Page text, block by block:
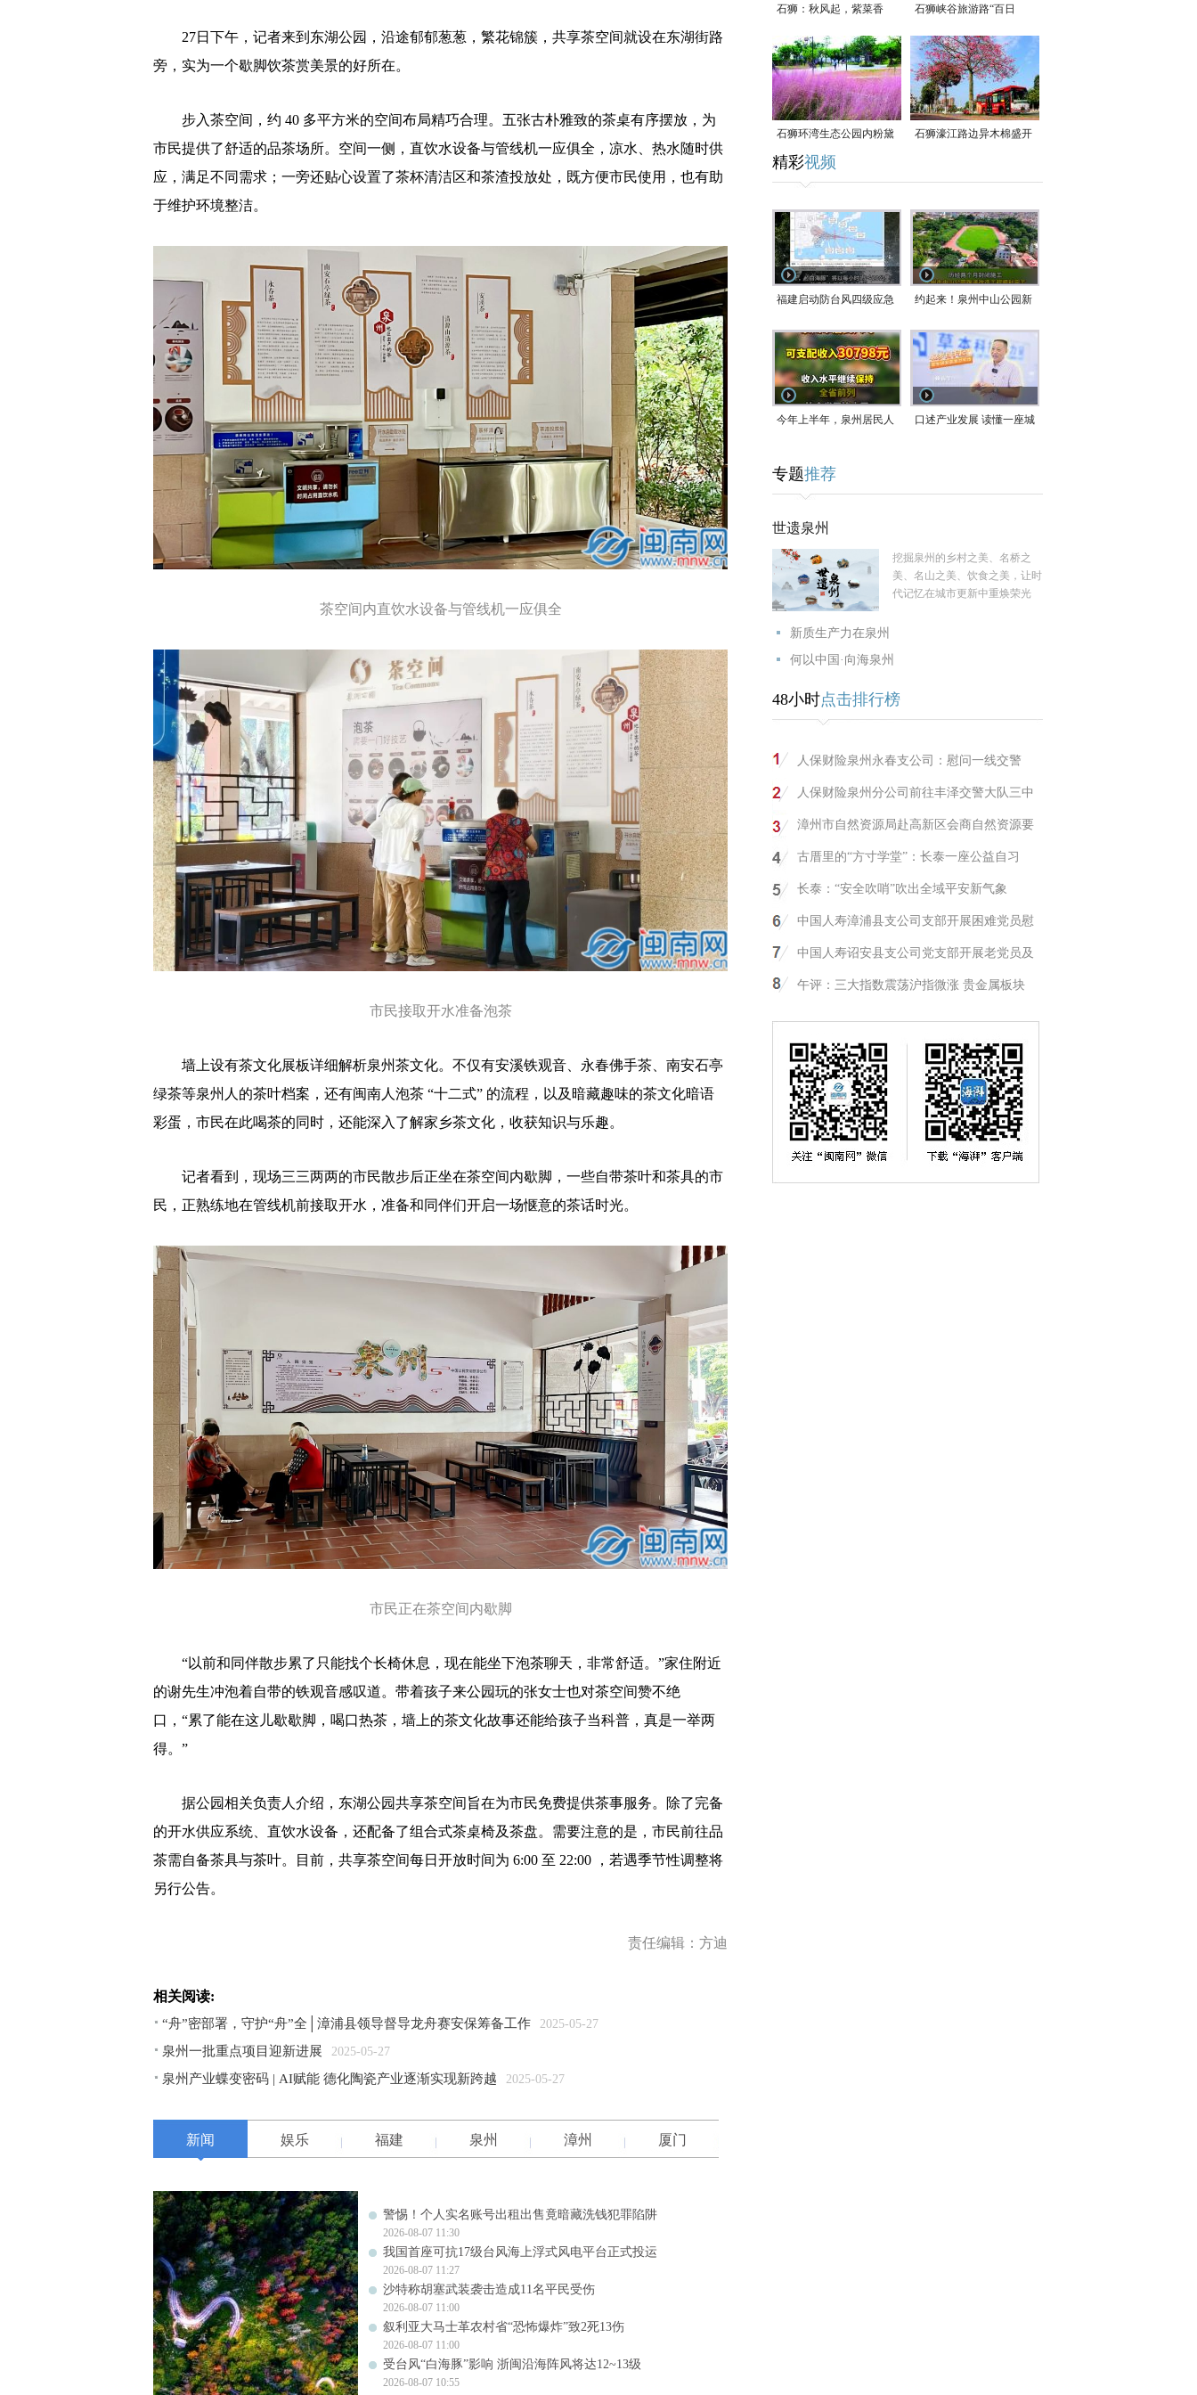
27日下午，记者来到东湖公园，沿途郁郁葱葱，繁花锦簇，共享茶空间就设在东湖街路
旁，实为一个歇脚饮茶赏美景的好所在。
步入茶空间，约 40 多平方米的空间布局精巧合理。五张古朴雅致的茶桌有序摆放，为
市民提供了舒适的品茶场所。空间一侧，直饮水设备与管线机一应俱全，凉水、热水随时供
应，满足不同需求；一旁还贴心设置了茶杯清洁区和茶渣投放处，既方便市民使用，也有助
于维护环境整洁。
茶空间内直饮水设备与管线机一应俱全
市民接取开水准备泡茶
墙上设有茶文化展板详细解析泉州茶文化。不仅有安溪铁观音、永春佛手茶、南安石亭
绿茶等泉州人的茶叶档案，还有闽南人泡茶 “十二式” 的流程，以及暗藏趣味的茶文化暗语
彩蛋，市民在此喝茶的同时，还能深入了解家乡茶文化，收获知识与乐趣。
记者看到，现场三三两两的市民散步后正坐在茶空间内歇脚，一些自带茶叶和茶具的市
民，正熟练地在管线机前接取开水，准备和同伴们开启一场惬意的茶话时光。
市民正在茶空间内歇脚
“以前和同伴散步累了只能找个长椅休息，现在能坐下泡茶聊天，非常舒适。”家住附近
的谢先生冲泡着自带的铁观音感叹道。带着孩子来公园玩的张女士也对茶空间赞不绝
口，“累了能在这儿歇歇脚，喝口热茶，墙上的茶文化故事还能给孩子当科普，真是一举两
得。”
据公园相关负责人介绍，东湖公园共享茶空间旨在为市民免费提供茶事服务。除了完备
的开水供应系统、直饮水设备，还配备了组合式茶桌椅及茶盘。需要注意的是，市民前往品
茶需自备茶具与茶叶。目前，共享茶空间每日开放时间为 6:00 至 22:00 ，若遇季节性调整将
另行公告。
责任编辑：方迪
相关阅读:
“舟”密部署，守护“舟”全│漳浦县领导督导龙舟赛安保筹备工作 2025-05-27
泉州一批重点项目迎新进展 2025-05-27
泉州产业蝶变密码 | AI赋能 德化陶瓷产业逐渐实现新跨越 2025-05-27
新闻 娱乐 福建 泉州 漳州 厦门
警惕！个人实名账号出租出售竟暗藏洗钱犯罪陷阱
2026-08-07 11:30
我国首座可抗17级台风海上浮式风电平台正式投运
2026-08-07 11:27
沙特称胡塞武装袭击造成11名平民受伤
2026-08-07 11:00
叙利亚大马士革农村省“恐怖爆炸”致2死13伤
2026-08-07 11:00
受台风“白海豚”影响 浙闽沿海阵风将达12~13级
2026-08-07 10:55
石狮：秋风起，紫菜香 石狮峡谷旅游路“百日
草”争相斗艳
石狮环湾生态公园内粉黛
乱子草盛放
石狮濠江路边异木棉盛开
精彩视频
福建启动防台风四级应急
9日在长江口至福建北部
一带沿海登陆
约起来！泉州中山公园新
今年上半年，泉州居民人 口述产业发展 读懂一座城
专题推荐
世遗泉州
挖掘泉州的乡村之美、名桥之
美、名山之美、饮食之美，让时
代记忆在城市更新中重焕荣光
新质生产力在泉州
何以中国·向海泉州
48小时点击排行榜
人保财险泉州永春支公司：慰问一线交警
人保财险泉州分公司前往丰泽交警大队三中
漳州市自然资源局赴高新区会商自然资源要
古厝里的“方寸学堂”：长泰一座公益自习
长泰：“安全吹哨”吹出全域平安新气象
中国人寿漳浦县支公司支部开展困难党员慰
中国人寿诏安县支公司党支部开展老党员及
午评：三大指数震荡沪指微涨 贵金属板块